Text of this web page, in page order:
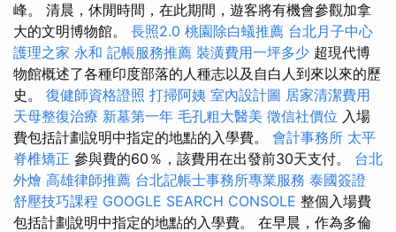
峰。 清晨，休閒時間，在此期間，遊客將有機會參觀加拿
大的文明博物館。 長照2.0 桃園除白蟻推薦 台北月子中心
護理之家 永和 記帳服務推薦 裝潢費用一坪多少 超現代博
物館概述了各種印度部落的人種志以及自白人到來以來的歷
史。 復健師資格證照 打掃阿姨 室內設計圖 居家清潔費用
天母整復治療 新墓第一年 毛孔粗大醫美 徵信社價位 入場
費包括計劃說明中指定的地點的入學費。 會計事務所 太平
脊椎矯正 參與費的60％，該費用在出發前30天支付。 台北
外燴 高雄律師推薦 台北記帳士事務所專業服務 泰國簽證
舒壓技巧課程 GOOGLE SEARCH CONSOLE 整個入場費
包括計劃說明中指定的地點的入學費。 在早晨，作為多倫